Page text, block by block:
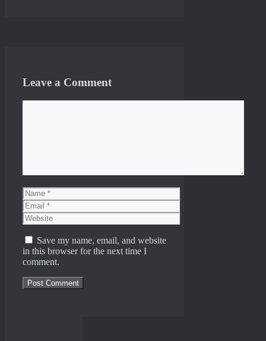
Leave a Comment
Name
Email
Website
Save my name, email, and website
in this browser for the next time I
comment.